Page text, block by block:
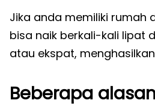
Jika anda memiliki rumah
bisa naik berkali-kali lipat
atau ekspat,
Beberapa